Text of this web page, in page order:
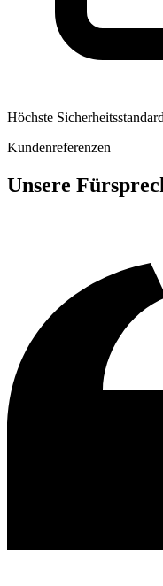
Höchste
Kundenreferenzen
Unsere